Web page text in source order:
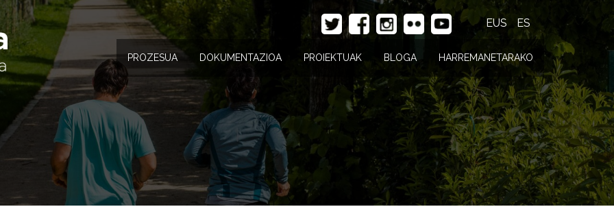
EUS ES
PROZESUA DOKUMENTAZIOA PROIEKTUAK BLOGA HARREMANETARAKO